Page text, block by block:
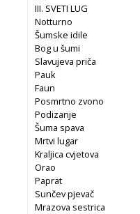
III. SVETI LUG
Notturno
Šumske idile
Bog u šumi
Slavujeva priča
Pauk
Faun
Posmrtno zvono
Podizanje
Šuma spava
Mrtvi lugar
Kraljica cvjetova
Orao
Paprat
Sunčev pjevač
Mrazova sestrica